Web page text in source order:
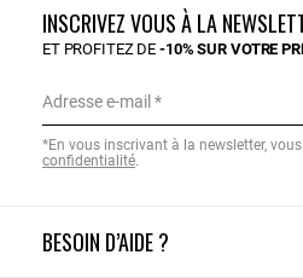
BESOIN D’AIDE ?
INSCRIVEZ VOUS À LA
ET PROFITEZ DE-10% SUR VOTRE
Adresse e-mail
*En vous inscrivant à la newsletter,
confidentialité.